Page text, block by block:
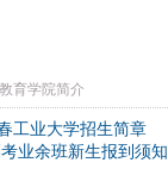
育学院简介
工业大学招生简章
业余班新生报到须知